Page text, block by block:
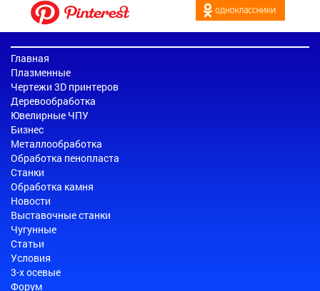
Главная
Плазменные
Чертежи 3D принтеров
Деревообработка
Ювелирные ЧПУ
Бизнес
Металлообработка
Обработка пенопласта
Станки
Обработка камня
Новости
Выставочные станки
Чугунные
Статьи
Условия
3-х осевые
Форум